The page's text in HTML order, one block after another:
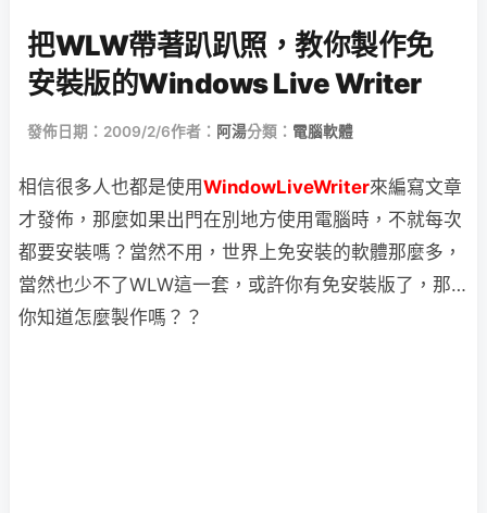
把WLW帶著趴趴照，教你製作免
安裝版的Windows Live Writer
發佈日期：2009/2/6作者： 阿湯分類： 電腦軟體
相信很多人也都是使用WindowLiveWriter來編寫文章
才發佈， 那麼如果出門在別地方使用電腦時，不就每次
都要安裝嗎？當然不用，世界上免安裝的軟體那麼多，
當然也少不了WLW這一套，或許你有免安裝版了，那…
你知道怎麼製作嗎？？